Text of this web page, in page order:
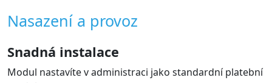
Nasazení a provoz
Snadná instalace
Modul nastavíte v administraci jako standardní platební